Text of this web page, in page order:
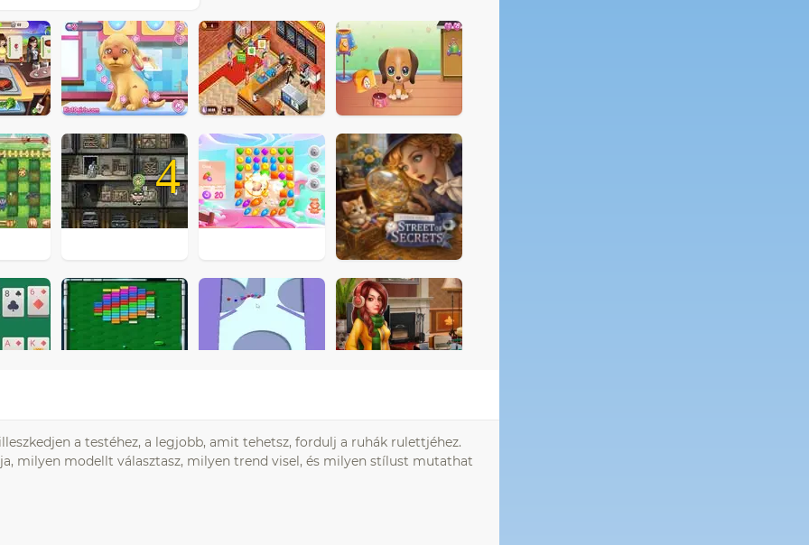
4
a testéhez, a legjobb, amit tehetsz, fordulj a ruhák rulettjéhez.
milyen modellt választasz, milyen trend visel, és milyen stílust mutathat